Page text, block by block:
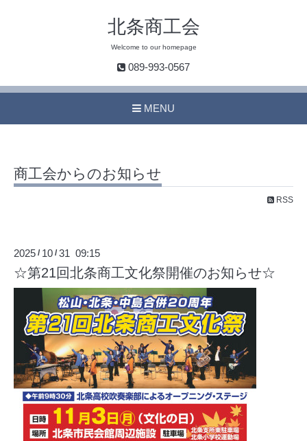
北条商工会
Welcome to our homepage
089-993-0567
MENU
商工会からのお知らせ
RSS
2025 / 10 /31 09:15
☆第21回北条商工文化祭開催のお知らせ☆